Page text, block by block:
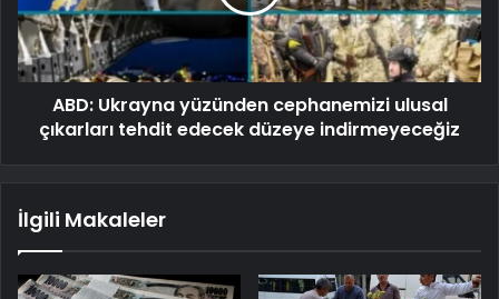
ABD: Ukrayna yüzünden cephanemizi ulusal
çıkarları tehdit edecek düzeye indirmeyeceğiz
İlgili Makaleler